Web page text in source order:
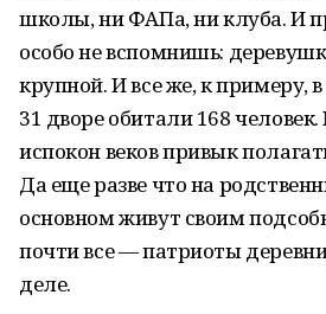
школы, ни ФАПа, ни клуба. И
особо не вспомнишь:
крупной. И все же, к примеру, в
31 дворе обитали 168
испокон веков привык
Да еще разве что на
основном живут своим
почти все — патриоты
деле.